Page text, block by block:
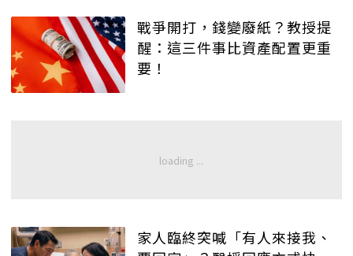
戰爭開打，錢變廢紙？教授提
醒：這三件事比資產配置更重
要！
家人臨終突喊「有人來接我、